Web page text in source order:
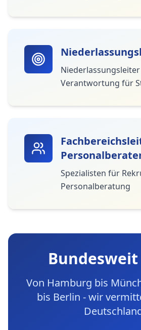
Verantwortung für
Spezialisten für
Personalberatung
Von Hamburg bis
bis Berlin - wir